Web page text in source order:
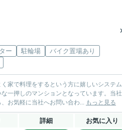
ー 駐輪場
バイク置場あり
家で料理をするという方に嬉しいシステム
一押しのマンションとなっています。当社
お気軽に当社へお問い合わ... もっと見る
詳細 お気に入り